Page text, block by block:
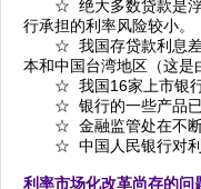
☆ 绝大多数贷款是浮动
行承担的利率风险较小。
☆ 我国存贷款利息差基
本和中国台湾地区（这是
☆ 我国16家上市银行
☆ 银行的一些产品已实
☆ 金融监管处在不断改
☆ 中国人民银行对利率
利率市场化改革尚存的问